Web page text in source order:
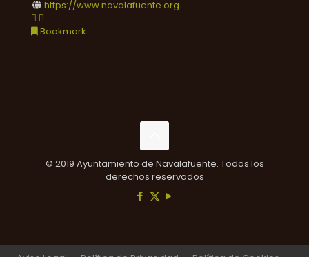
https://www.navalafuente.org
Bookmark
© 2019 Ayuntamiento de Navalafuente. Todos los
derechos reservados